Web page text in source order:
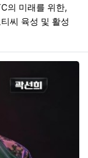
의 미래를 위한,
씨 육성 및 활성